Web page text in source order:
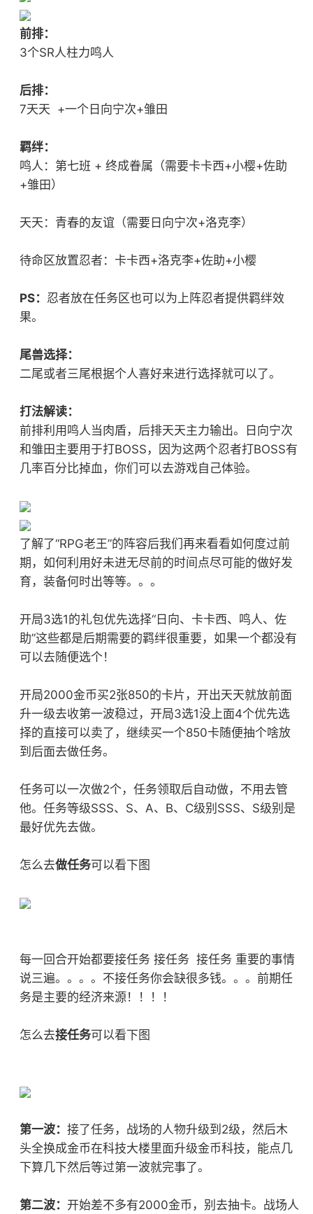
前排：
3个SR人柱力鸣人
后排：
7天天 +一个日向宁次+雏田
羁绊：
鸣人：第七班 + 终成眷属（需要卡卡西+小樱+佐助
+雏田）
天天：青春的友谊（需要日向宁次+洛克李）
待命区放置忍者：卡卡西+洛克李+佐助+小樱
PS： 忍者放在任务区也可以为上阵忍者提供羁绊效
果。
尾兽选择：
二尾或者三尾根据个人喜好来进行选择就可以了。
打法解读：
前排利用鸣人当肉盾，后排天天主力输出。日向宁次
和雏田主要用于打BOSS，因为这两个忍者打BOSS有
几率百分比掉血，你们可以去游戏自己体验。
了解了“RPG老王”的阵容后我们再来看看如何度过前
期，如何利用好未进无尽前的时间点尽可能的做好发
育，装备何时出等等。。。
开局3选1的礼包优先选择“日向、卡卡西、鸣人、佐
助”这些都是后期需要的羁绊很重要，如果一个都没有
可以去随便选个！
开局2000金币买2张850的卡片，开出天天就放前面
升一级去收第一波稳过，开局3选1没上面4个优先选
择的直接可以卖了，继续买一个850卡随便抽个啥放
到后面去做任务。
任务可以一次做2个，任务领取后自动做，不用去管
他。任务等级SSS、S、A、B、C级别SSS、S级别是
最好优先去做。
怎么去做任务可以看下图
每一回合开始都要接任务 接任务 接任务 重要的事情
说三遍。。。。不接任务你会缺很多钱。。。前期任
务是主要的经济来源！！！！
怎么去接任务可以看下图
第一波： 接了任务，战场的人物升级到2级，然后木
头全换成金币在科技大楼里面升级金币科技，能点几
下算几下然后等过第一波就完事了。
第二波： 开始差不多有2000金币，别去抽卡。战场人